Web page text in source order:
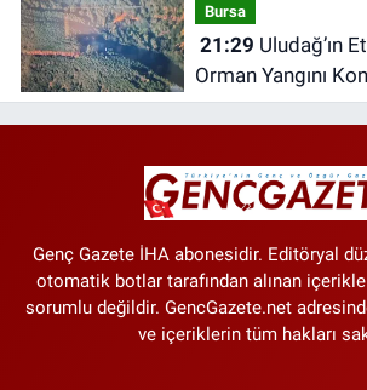
Bursa
21:29
Orman Yangını
Genç Gazete İHA abonesidir. Editöryal
otomatik botlar tarafından alınan
sorumlu değildir. GencGazete.net
ve içeriklerin tüm hakları